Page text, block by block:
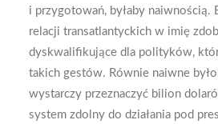
i przygotowań, byłaby naiwnością.
relacji transatlantyckich w imię
dyskwalifikujące dla polityków,
takich gestów. Równie naiwne
wystarczy przeznaczyć bilion
system zdolny do działania pod